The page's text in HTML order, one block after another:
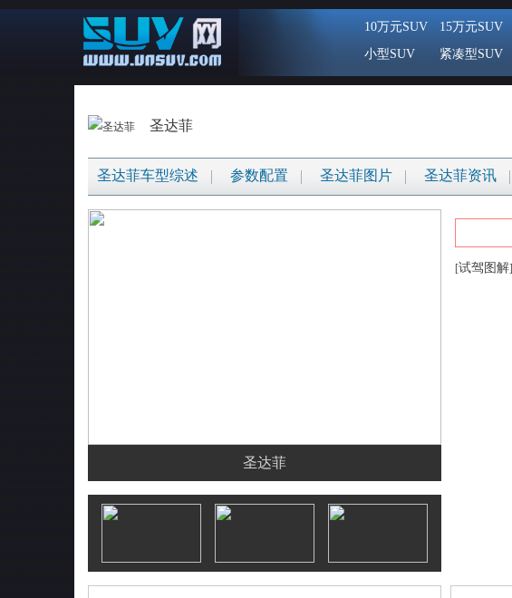
10万元SUV 15万元SUV
小型SUV
紧凑型SUV
圣达菲
圣达菲车型综述 参数配置 圣达菲图片 圣达菲资讯
圣达菲
[试驾图解]